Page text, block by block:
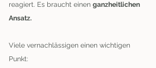
reagiert. Es braucht einen ganzheitlichen
Ansatz.
Viele vernachlässigen einen wichtigen
Punkt: